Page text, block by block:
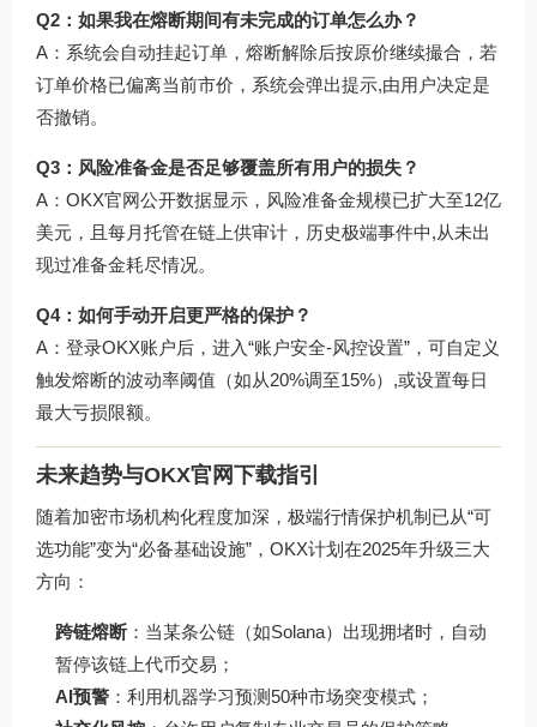
Q2：如果我在熔断期间有未完成的订单怎么办？
A：系统会自动挂起订单，熔断解除后按原价继续撮合，若
订单价格已偏离当前市价，系统会弹出提示,由用户决定是
否撤销。
Q3：风险准备金是否足够覆盖所有用户的损失？
A：OKX官网公开数据显示，风险准备金规模已扩大至12亿
美元，且每月托管在链上供审计，历史极端事件中,从未出
现过准备金耗尽情况。
Q4：如何手动开启更严格的保护？
A：登录OKX账户后，进入“账户安全-风控设置”，可自定义
触发熔断的波动率阈值（如从20%调至15%）,或设置每日
最大亏损限额。
未来趋势与OKX官网下载指引
随着加密市场机构化程度加深，极端行情保护机制已从“可
选功能”变为“必备基础设施”，OKX计划在2025年升级三大
方向：
跨链熔断：当某条公链（如Solana）出现拥堵时，自动
暂停该链上代币交易；
AI预警 ：利用机器学习预测50种市场突变模式；